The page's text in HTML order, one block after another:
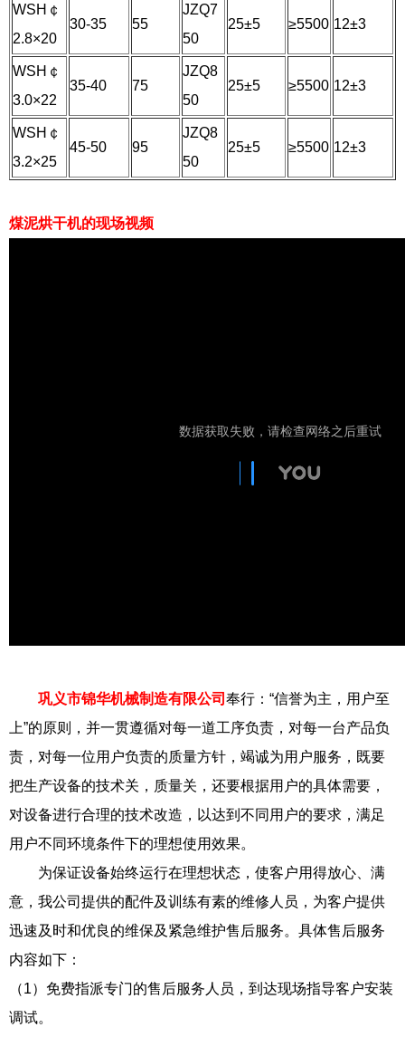
WSH￠
2.8×20
30-35 55
JZQ7
50
25±5 ≥5500 12±3
WSH￠
3.0×22
35-40 75
JZQ8
50
25±5 ≥5500 12±3
WSH￠
3.2×25
45-50 95
JZQ8
50
25±5 ≥5500 12±3
煤泥烘干机的现场视频
巩义市锦华机械制造有限公司 奉行：“信誉为主，用户至
上”的原则，并一贯遵循对每一道工序负责，对每一台产品负
责，对每一位用户负责的质量方针，竭诚为用户服务，既要
把生产设备的技术关，质量关，还要根据用户的具体需要，
对设备进行合理的技术改造，以达到不同用户的要求，满足
用户不同环境条件下的理想使用效果。
为保证设备始终运行在理想状态，使客户用得放心、满
意，我公司提供的配件及训练有素的维修人员，为客户提供
迅速及时和优良的维保及紧急维护售后服务。具体售后服务
内容如下：
（1）免费指派专门的售后服务人员，到达现场指导客户安装
调试。